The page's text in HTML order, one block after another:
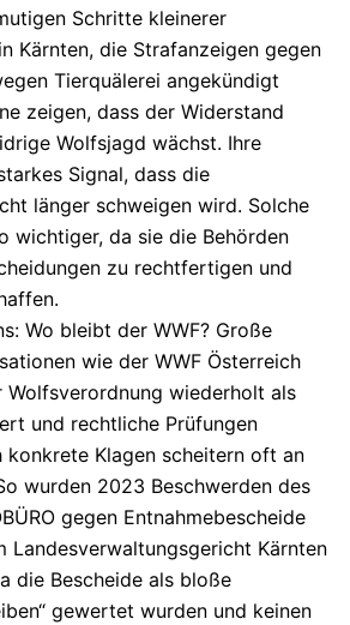
Schritte kleinerer
Kärnten, die Strafanzeigen gegen
Tierquälerei angekündigt
zeigen, dass der Widerstand
Wolfsjagd wächst. Ihre
Signal, dass die
länger schweigen wird. Solche
wichtiger, da sie die Behörden
zu rechtfertigen und
Wo bleibt der WWF? Große
wie der WWF Österreich
Wolfsverordnung wiederholt als
und rechtliche Prüfungen
konkrete Klagen scheitern oft an
wurden 2023 Beschwerden des
gegen Entnahmebescheide
Landesverwaltungsgericht Kärnten
die Bescheide als bloße
gewertet wurden und keinen